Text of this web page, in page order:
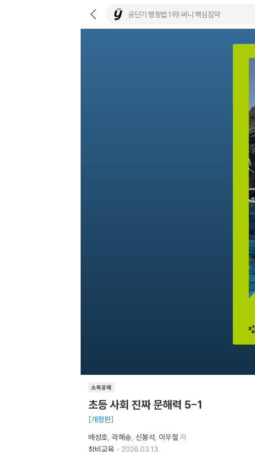
소득공제
초등 사회 진짜 문해력 5-1
개정판
배성호 곽혜송 신봉석 이우철 저
창비교육
2026.03.13.